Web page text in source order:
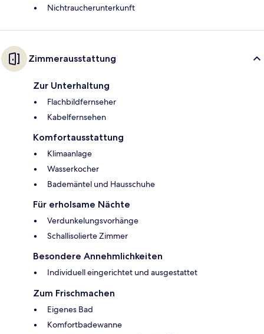
Nichtraucherunterkunft
Zimmerausstattung
Zur Unterhaltung
Flachbildfernseher
Kabelfernsehen
Komfortausstattung
Klimaanlage
Wasserkocher
Bademäntel und Hausschuhe
Für erholsame Nächte
Verdunkelungsvorhänge
Schallisolierte Zimmer
Besondere Annehmlichkeiten
Individuell eingerichtet und ausgestattet
Zum Frischmachen
Eigenes Bad
Komfortbadewanne